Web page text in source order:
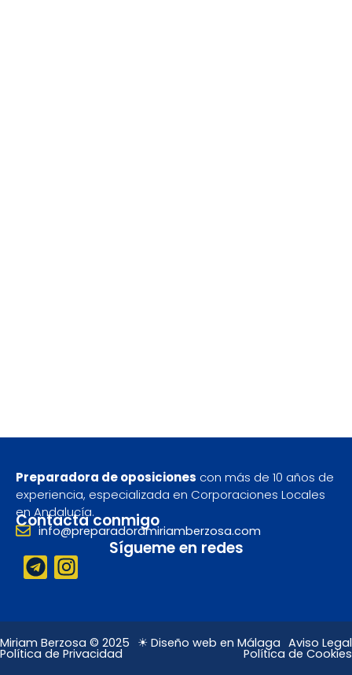
Preparadora de oposiciones con más de 10 años de
experiencia, especializada en Corporaciones Locales
en Andalucía.
Contacta conmigo
info@preparadoramiriamberzosa.com
Sígueme en redes
T
e
e
g
r
I
n
t
a
g
Miriam Berzosa © 2025 ☀ Diseño web en Málaga Aviso Legal
Política de Privacidad Política de Cookies